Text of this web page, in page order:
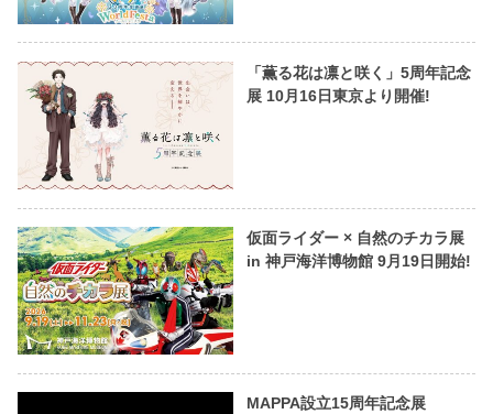
「薫る花は凛と咲く」5周年記念
展 10月16日東京より開催!
仮面ライダー × 自然のチカラ展
in 神戸海洋博物館 9月19日開始!
MAPPA設立15周年記念展